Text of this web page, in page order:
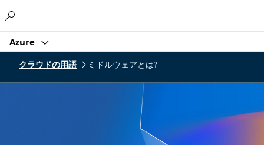
Azure
クラウドの用語 ミドルウェアとは?